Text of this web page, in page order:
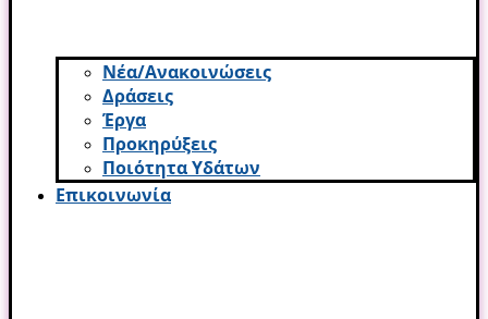
Νέα/Ανακοινώσεις
Δράσεις
Έργα
Προκηρύξεις
Ποιότητα Υδάτων
Επικοινωνία